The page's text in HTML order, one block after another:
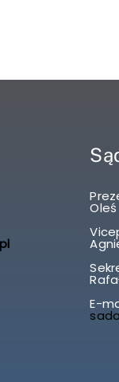
Oleś
E-